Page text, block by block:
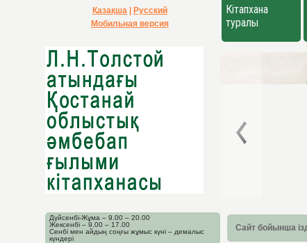
Қазақша
Русский
Мобильная версия
Кітапхана
туралы
Дүйсенбі-Жұма – 9.00 – 20.00
Жексенбі – 9.00 – 17.00
Сенбі мен айдың соңғы жұмыс күні – демалыс
күндері
Сайт бойынша